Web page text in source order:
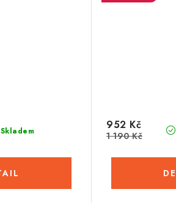
Skladem 952 Kč
1 190 Kč